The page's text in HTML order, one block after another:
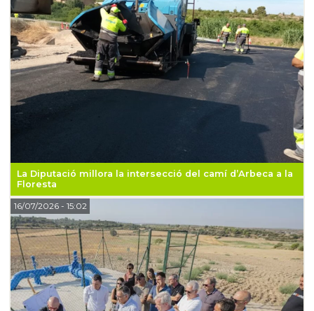
La Diputació millora la intersecció del camí d’Arbeca a la
Floresta
16/07/2026- 15:02